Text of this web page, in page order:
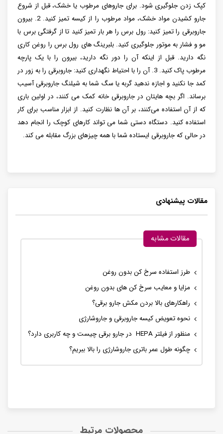
کپک زدن جلوگیری شود. برای جاروهای مرطوب یا خشک، قبل از شروع
جارو کشیدن مواد خشک، مواد مرطوب را از کیسه تمیز کنید. 2. بیرون
جاروبرقی را تمیز کنید: رول برس را هر بار تمیز کنید تا از گرفتگی برس با
مو و فشار به موتور جلوگیری کنید. بلبرینگ های رول برس را روغن کاری
نگه دارید. قبل از اینکه آن را دور نگه دارید، بیرون را با یک پارچه
مرطوب پاک کنید. 3. آن را با احتیاط نگهداری کنید: جاروبرقی را به زور در
کمد جا نکنید و اجازه ندهید گربه یا سگ شما به شیلنگ جاروبرقی آسیب
برساند. اگر بچه ‌هایتان در جاروبرقی خانه کمک می ‌کنند، در اولین باری
که از آن استفاده می‌کنند، بر آن ها نظارت کنید. از ابزار مناسب برای کار
استفاده کنید. دستگاه دستی شما می تواند کارهای کوچک را انجام دهد
در حالی که جاروبرقی ایستاده شما با همه چیزهای بزرگ مقابله می کند.
مقالات پیشنهادی
مقالات مشابه
طرز استفاده سرخ کن بدون روغن
مزایا و معایب سرخ کن های بدون روغن
راهکارهای بالا بردن مکش جارو برقی؟
نحوه تعویض کیسه جاروبرقی و جاروشارژی
منظور از فیلتر HEPA در جارو برقی چیست و چه کاربری دارد؟
چگونه طول عمر باتری جاروشارژی را بالا ببریم؟
محصولات مرتبط